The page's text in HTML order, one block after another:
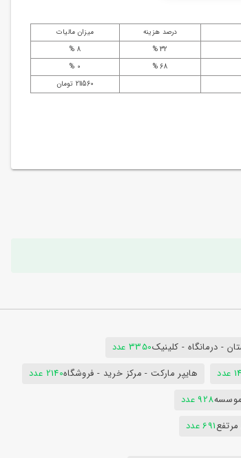
درصد هزینه
میزان مالیات
32 %
8 %
68 %
0 %
211560 تومان
- درمانگاه - کلینیک3350 عدد
هایپر مارکت - مرکز خرید - فروشگاه2140 عدد
موسسه928 عدد
691 عدد